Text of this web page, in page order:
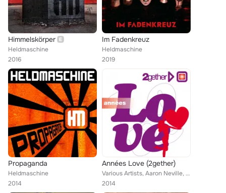
Himmelskörper
Heldmaschine
2016
Im Fadenkreuz
Heldmaschine
2019
Propaganda
Heldmaschine
2014
Années Love (2gether)
Various Artists, Aaron Neville, Mike Anthony, Matia Bazar, Shirley Bassey, Crystal Gayle, Amii Stewart, Ten Cc, Matt Bianco, Kor...
2014